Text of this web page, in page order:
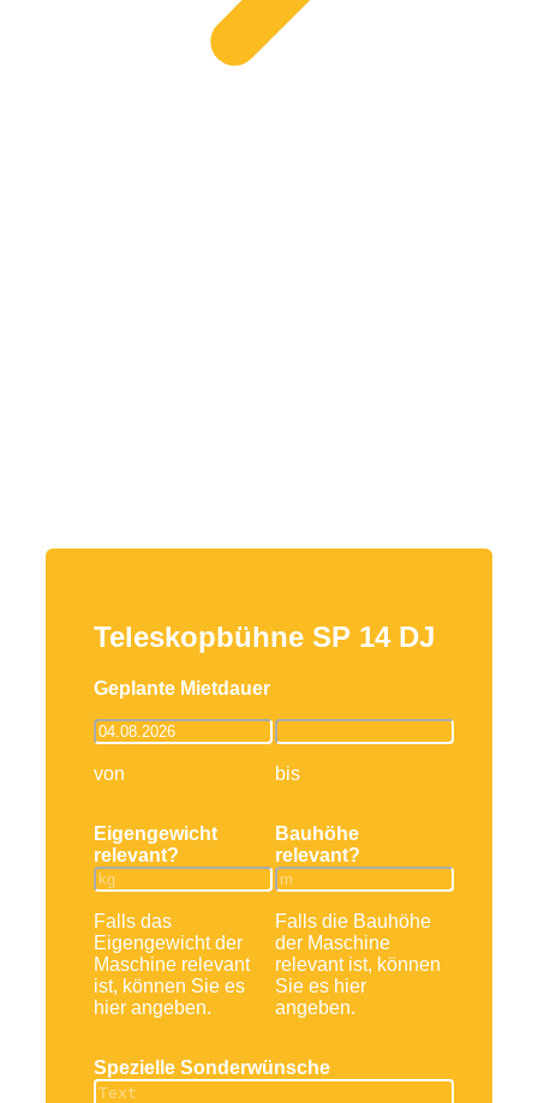
Teleskopbühne SP 14 DJ
Geplante Mietdauer
von bis
Eigengewicht
relevant?
Falls das
Eigengewicht der
Maschine relevant
ist, können Sie es
hier angeben.
Bauhöhe
relevant?
Falls die Bauhöhe
der Maschine
relevant ist, können
Sie es hier
angeben.
Spezielle Sonderwünsche